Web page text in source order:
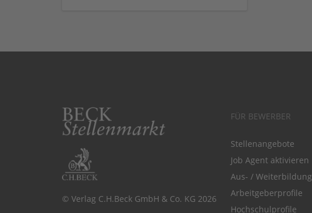
© Verlag C.H.Beck GmbH & Co. KG 2026
FÜR BEWERBER
Stellenangebote
Job Agent aktivieren
Aus- / Weiterbildung
Arbeitgeberprofile
Hochschulprofile